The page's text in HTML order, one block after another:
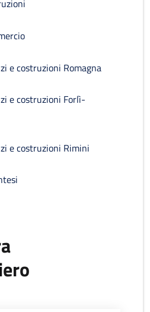
e costruzioni Romagna
e costruzioni Forlì-
e costruzioni Rimini